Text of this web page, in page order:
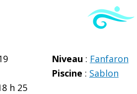
h 25
Niveau : Fanfaron
Piscine : Sablon